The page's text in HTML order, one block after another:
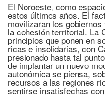
El Noroeste, como
estos últimos años. El
movilizaran los
la cohesión territorial. La
principios que ponen en
ricas e insolidarias, con
presionado hasta tal
de implantar un nuevo
autonómica se piensa,
recursos a las regiones
sentirse insatisfechas